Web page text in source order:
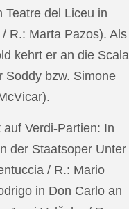
Teatre del Liceu in
R.: Marta Pazos). Als
kehrt er an die Scala
Soddy bzw. Simone
Verdi-Partien: In
der Staatsoper Unter
/ R.: Mario
in Don Carlo an